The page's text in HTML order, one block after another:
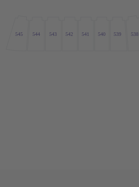
538
539
540
541
542
543
544
545